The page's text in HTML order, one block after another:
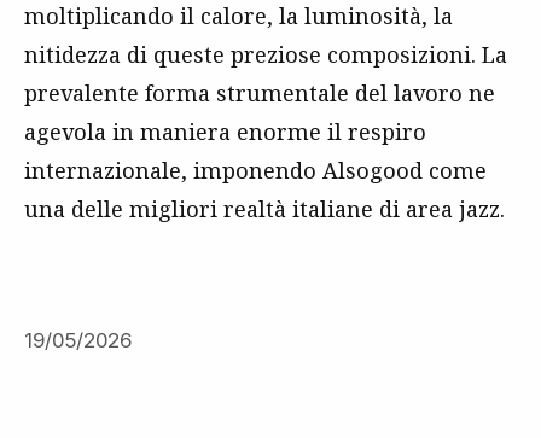
moltiplicando il calore, la luminosità, la
nitidezza di queste preziose composizioni. La
prevalente forma strumentale del lavoro ne
agevola in maniera enorme il respiro
internazionale, imponendo Alsogood come
una delle migliori realtà italiane di area jazz.
19/05/2026